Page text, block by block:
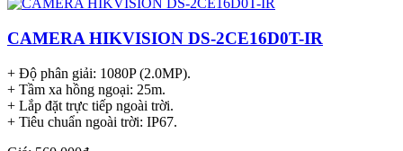
CAMERA HIKVISION DS-2CE16D0T-IR
+ Độ phân giải: 1080P (2.0MP).
+ Tầm xa hồng ngoại: 25m.
+ Lắp đặt trực tiếp ngoài trời.
+ Tiêu chuẩn ngoài trời: IP67.